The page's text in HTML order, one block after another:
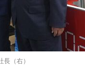
（右）